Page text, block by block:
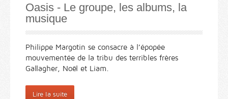
Oasis - Le groupe, les albums, la
musique
Philippe Margotin se consacre à l’épopée
mouvementée de la tribu des terribles frères
Gallagher, Noël et Liam.
Lire la suite